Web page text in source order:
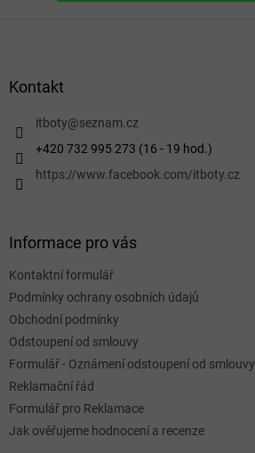
Kontakt
itboty@seznam.cz
+420 732 995 273 (16 - 19 hod.)
https://www.facebook.com/itboty.cz
Informace pro vás
Kontaktní formulář
Podmínky ochrany osobních údajů
Obchodní podmínky
Odstoupení od smlouvy
Formulář - Oznámení odstoupení od smlouvy
Reklamační řád
Formulář pro Reklamace
Jak ověřujeme hodnocení a recenze